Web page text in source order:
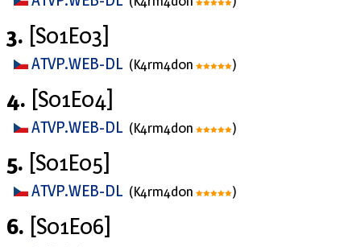
3. [S01E03]
ATVP.WEB-DL (K4rm4d0n )
4. [S01E04]
ATVP.WEB-DL (K4rm4d0n )
5. [S01E05]
ATVP.WEB-DL (K4rm4d0n )
6. [S01E06]